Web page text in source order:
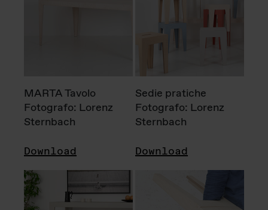
MARTA Tavolo
Fotografo: Lorenz
Sternbach
Download
Sedie pratiche
Fotografo: Lorenz
Sternbach
Download